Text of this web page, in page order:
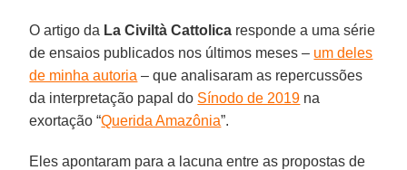
O artigo da La Civiltà Cattolica responde a uma série
de ensaios publicados nos últimos meses – um deles
de minha autoria – que analisaram as repercussões
da interpretação papal do Sínodo de 2019 na
exortação “Querida Amazônia”.
Eles apontaram para a lacuna entre as propostas de